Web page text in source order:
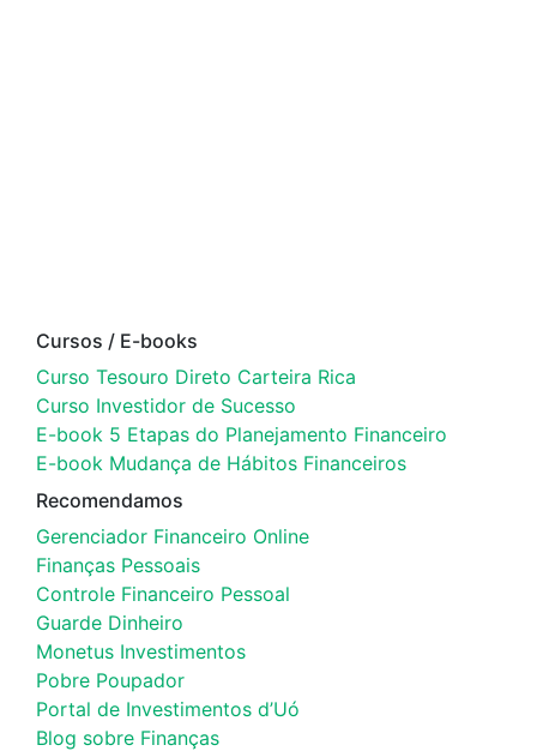
Cursos / E-books
Curso Tesouro Direto Carteira Rica
Curso Investidor de Sucesso
E-book 5 Etapas do Planejamento Financeiro
E-book Mudança de Hábitos Financeiros
Recomendamos
Gerenciador Financeiro Online
Finanças Pessoais
Controle Financeiro Pessoal
Guarde Dinheiro
Monetus Investimentos
Pobre Poupador
Portal de Investimentos d’Uó
Blog sobre Finanças